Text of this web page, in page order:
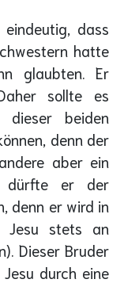
dass
hatte
glaubten. Er
sollte es
dieser beiden
denn der
aber ein
dürfte er der
denn er wird in
Jesu stets an
Dieser Bruder
durch eine